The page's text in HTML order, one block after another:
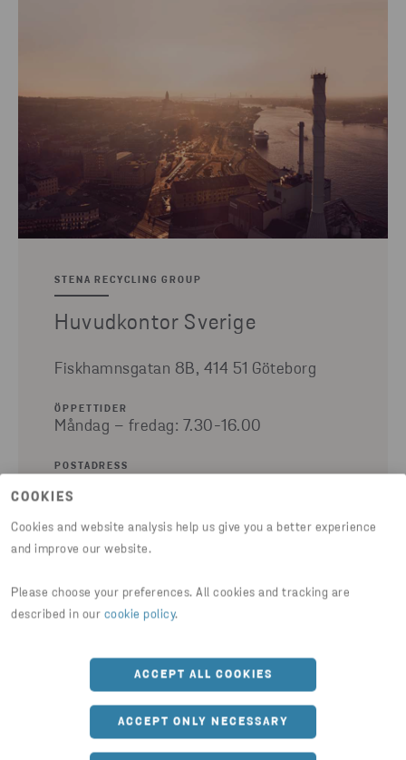
COOKIES
Cookies and website analysis help us give you a better experience
and improve our website.
Please choose your preferences. All cookies and tracking are
described in our cookie policy.
ACCEPT ALL COOKIES
ACCEPT ONLY NECESSARY
STENA RECYCLING GROUP
Huvudkontor Sverige
Fiskhamnsgatan 8B, 414 51 Göteborg
ÖPPETTIDER
Måndag – fredag: 7.30-16.00
POSTADRESS
+46 10 445 00 00